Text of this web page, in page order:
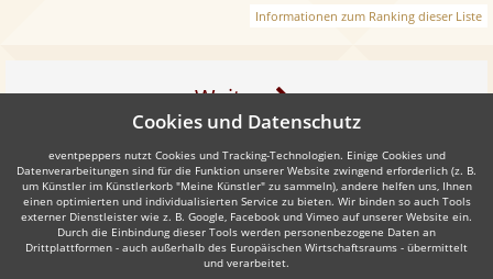
Informationen zum Ranking dieser Liste
Weiter
Auch interessant:
Cookies und Datenschutz
eventpeppers nutzt Cookies und Tracking-Technologien. Einige Cookies und
Datenverarbeitungen sind für die Funktion unserer Website zwingend erforderlich (z. B.
um Künstler im Künstlerkorb "Meine Künstler" zu sammeln), andere helfen uns, Ihnen
einen optimierten und individualisierten Service zu bieten. Wir binden so auch Tools
externer Dienstleister wie z. B. Google, Facebook und Vimeo auf unserer Website ein.
Durch die Einbindung dieser Tools werden personenbezogene Daten an
Drittplattformen - auch außerhalb des Europäischen Wirtschaftsraums - übermittelt
und verarbeitet.